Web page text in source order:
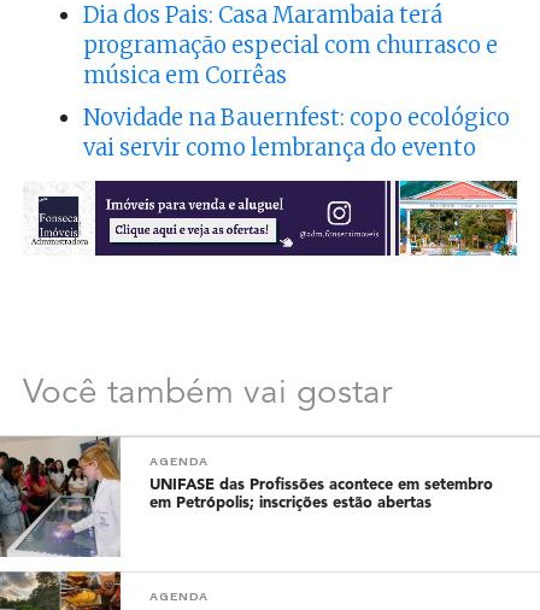
Dia dos Pais: Casa Marambaia terá
programação especial com churrasco e
música em Corrêas
Novidade na Bauernfest: copo ecológico
vai servir como lembrança do evento
Você também vai gostar
AGENDA
UNIFASE das Profissões acontece em setembro
em Petrópolis; inscrições estão abertas
AGENDA